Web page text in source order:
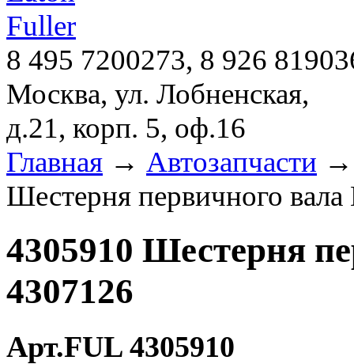
8 495 7200273, 8 926
Москва, ул. Лобненская,
д.21, корп. 5, оф.16
Главная → Автозапчасти
Шестерня первичного
4305910 Шестерня
4307126
Арт.FUL 4305910